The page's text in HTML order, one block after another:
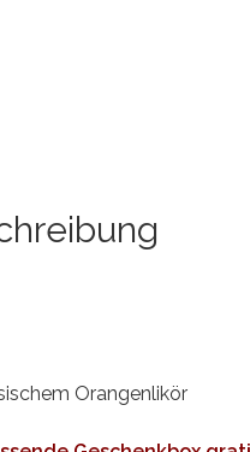
Orangenlikör